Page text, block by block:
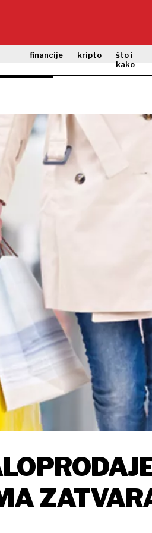
financije kripto
što i
kako